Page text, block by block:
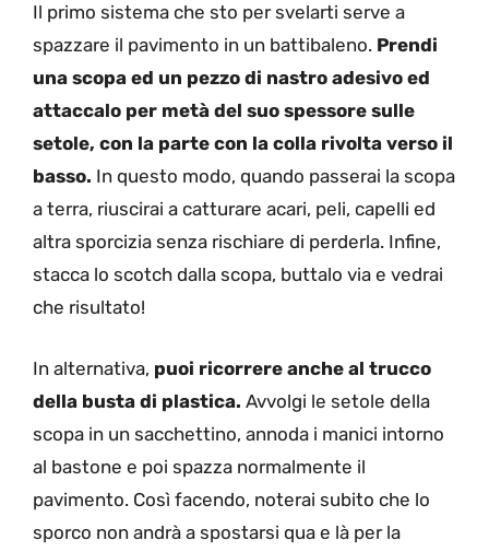
Il primo sistema che sto per svelarti serve a
spazzare il pavimento in un battibaleno. Prendi
una scopa ed un pezzo di nastro adesivo ed
attaccalo per metà del suo spessore sulle
setole, con la parte con la colla rivolta verso il
basso. In questo modo, quando passerai la scopa
a terra, riuscirai a catturare acari, peli, capelli ed
altra sporcizia senza rischiare di perderla. Infine,
stacca lo scotch dalla scopa, buttalo via e vedrai
che risultato!
In alternativa, puoi ricorrere anche al trucco
della busta di plastica. Avvolgi le setole della
scopa in un sacchettino, annoda i manici intorno
al bastone e poi spazza normalmente il
pavimento. Così facendo, noterai subito che lo
sporco non andrà a spostarsi qua e là per la